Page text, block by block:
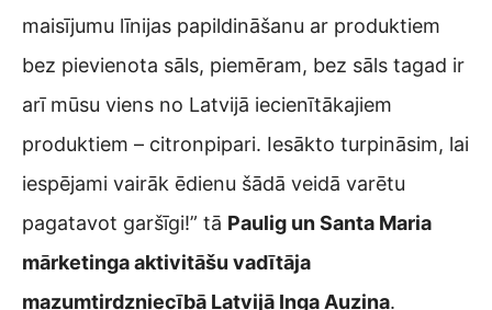
maisījumu līnijas papildināšanu ar produktiem
bez pievienota sāls, piemēram, bez sāls tagad ir
arī mūsu viens no Latvijā iecienītākajiem
produktiem – citronpipari. Iesākto turpināsim, lai
iespējami vairāk ēdienu šādā veidā varētu
pagatavot garšīgi!” tā Paulig un Santa Maria
mārketinga aktivitāšu vadītāja
mazumtirdzniecībā Latvijā Inga Auziņa.